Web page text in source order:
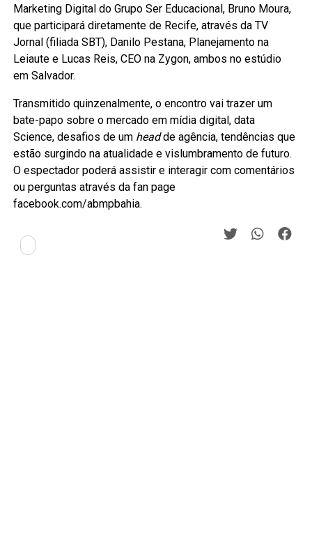
Marketing Digital do Grupo Ser Educacional, Bruno Moura,
que participará diretamente de Recife, através da TV
Jornal (filiada SBT), Danilo Pestana, Planejamento na
Leiaute e Lucas Reis, CEO na Zygon, ambos no estúdio
em Salvador.
Transmitido quinzenalmente, o encontro vai trazer um
bate-papo sobre o mercado em mídia digital, data
Science, desafios de um headde agência, tendências que
estão surgindo na atualidade e vislumbramento de futuro.
O espectador poderá assistir e interagir com comentários
ou perguntas através da fan page
facebook.com/abmpbahia.